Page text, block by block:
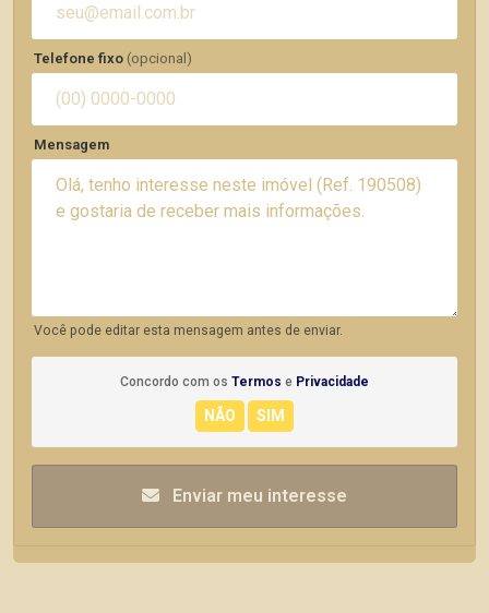
Telefone fixo (opcional)
Mensagem
Você pode editar esta mensagem antes de enviar.
Concordo com os Termos e Privacidade
Enviar meu interesse